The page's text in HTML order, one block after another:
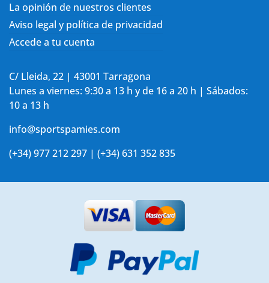
La opinión de nuestros clientes
Aviso legal y política de privacidad
Accede a tu cuenta
C/ Lleida, 22 | 43001 Tarragona
Lunes a viernes: 9:30 a 13 h y de 16 a 20 h | Sábados:
10 a 13 h
info@sportspamies.com
(+34) 977 212 297 | (+34) 631 352 835